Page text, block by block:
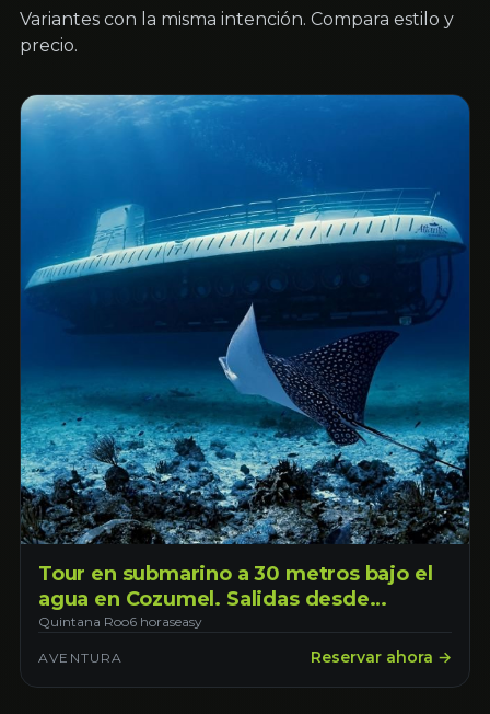
Variantes con la misma intención. Compara estilo y
precio.
Tour en submarino a 30 metros bajo el
agua en Cozumel. Salidas desde
Cozumel
Quintana Roo6 horaseasy
AVENTURA Reservar ahora →